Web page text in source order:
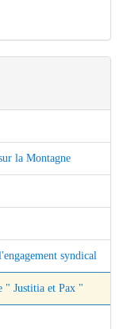
la Montagne
syndical
" Justitia et Pax "